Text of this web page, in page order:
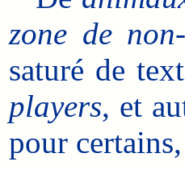
zone de
saturé de
players, et
pour